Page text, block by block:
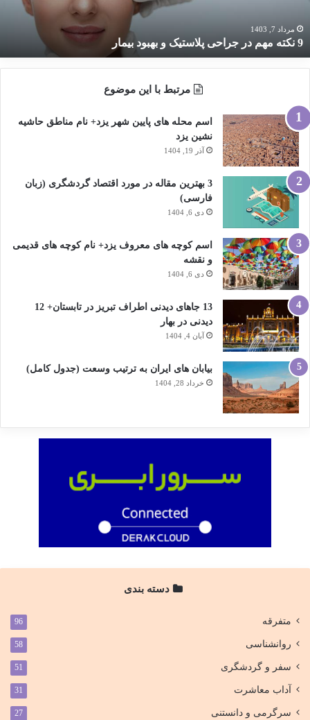
بیمارمرداد 7, 1403
9 نکته مهم در جراحی پلاستیک و بهبود بیمار
مرتبط با این موضوع
اسم محله های پایین شهر یزد+ نام مناطق حاشیه
نشین یزد
آذر 19, 1404
3 بهترین مقاله در مورد اقتصاد گردشگری (زبان
فارسی)
دی 6, 1404
اسم کوچه های معروف یزد+ نام کوچه های قدیمی
و نقشه
دی 6, 1404
13 جاهای دیدنی اطراف تبریز در تابستان+ 12
دیدنی در بهار
آبان 4, 1404
بیابان های ایران به ترتیب وسعت (جدول کامل)
خرداد 28, 1404
دسته بندی
متفرقه 96
روانشناسی 58
سفر و گردشگری 51
آداب معاشرت 31
سرگرمی و دانستنی 27